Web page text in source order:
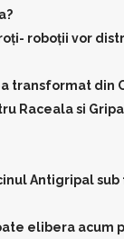
roboții vor
a transformat din
Raceala si
Antigripal
elibera acum